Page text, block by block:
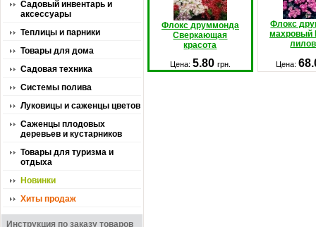
Садовый инвентарь и
аксессуары
Теплицы и парники
Товары для дома
Садовая техника
Системы полива
Луковицы и саженцы цветов
Саженцы плодовых
деревьев и кустарников
Товары для туризма и
отдыха
Новинки
Хиты продаж
Инструкция по заказу товаров
Флокс друммонда
Сверкающая
красота
Флокс
махровый
Цена: 5.80 грн. Цена: